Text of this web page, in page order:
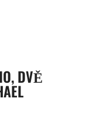
DVĚ